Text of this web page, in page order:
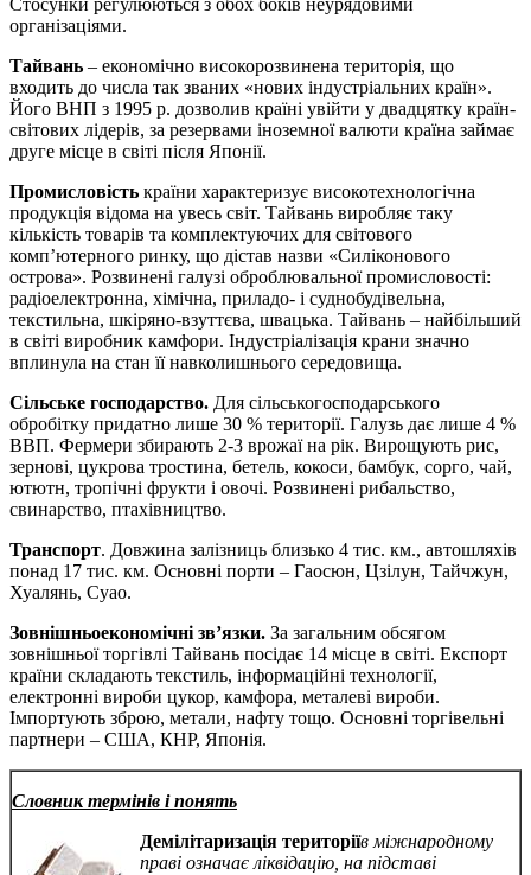
організаціями.
Тайвань – економічно високорозвинена територія, що
входить до числа так званих «нових індустріальних країн».
Його ВНП з 1995 р. дозволив країні увійти у двадцятку країн-
світових лідерів, за резервами іноземної валюти країна займає
друге місце в світі після Японії.
Промисловість країни характеризує високотехнологічна
продукція відома на увесь світ. Тайвань виробляє таку
кількість товарів та комплектуючих для світового
комп’ютерного ринку, що дістав назви «Силіконового
острова». Розвинені галузі оброблювальної промисловості:
радіоелектронна, хімічна, приладо- і суднобудівельна,
текстильна, шкіряно-взуттєва, швацька. Тайвань – найбільший
в світі виробник камфори. Індустріалізація крани значно
вплинула на стан її навколишнього середовища.
Сільське господарство. Для сільськогосподарського
обробітку придатно лише 30 % території. Галузь дає лише 4 %
ВВП. Фермери збирають 2-3 врожаї на рік. Вирощують рис,
зернові, цукрова тростина, бетель, кокоси, бамбук, сорго, чай,
ютютн, тропічні фрукти і овочі. Розвинені рибальство,
свинарство, птахівництво.
Транспорт. Довжина залізниць близько 4 тис. км., автошляхів
понад 17 тис. км. Основні порти – Гаосюн, Цзілун, Тайчжун,
Хуалянь, Суао.
Зовнішньоекономічні зв’язки. За загальним обсягом
зовнішньої торгівлі Тайвань посідає 14 місце в світі. Експорт
країни складають текстиль, інформаційні технології,
електронні вироби цукор, камфора, металеві вироби.
Імпортують зброю, метали, нафту тощо. Основні торгівельні
партнери – США, КНР, Японія.
Словник термінів і понять
Демілітаризація територіїв міжнародному
праві означає ліквідацію, на підставі